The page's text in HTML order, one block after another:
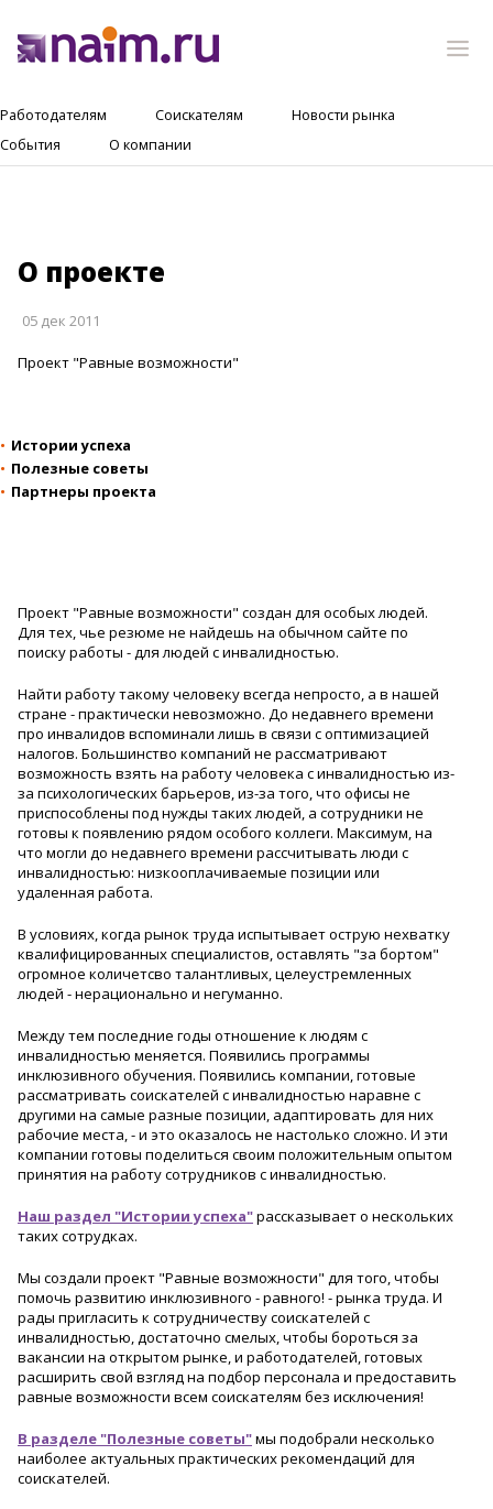
Работодателям Соискателям
Новости рынка
События
О компании
О проекте
05 дек 2011
Проект "Равные возможности"
Истории успеха
Полезные советы
Партнеры проекта
Проект "Равные возможности" создан для особых людей.
Для тех, чье резюме не найдешь на обычном сайте по
поиску работы - для людей с инвалидностью.
Найти работу такому человеку всегда непросто, а в нашей
стране - практически невозможно. До недавнего времени
про инвалидов вспоминали лишь в связи с оптимизацией
налогов. Большинство компаний не рассматривают
возможность взять на работу человека с инвалидностью из-
за психологических барьеров, из-за того, что офисы не
приспособлены под нужды таких людей, а сотрудники не
готовы к появлению рядом особого коллеги. Максимум, на
что могли до недавнего времени рассчитывать люди с
инвалидностью: низкооплачиваемые позиции или
удаленная работа.
В условиях, когда рынок труда испытывает острую нехватку
квалифицированных специалистов, оставлять "за бортом"
огромное количетсво талантливых, целеустремленных
людей - нерационально и негуманно.
Между тем последние годы отношение к людям с
инвалидностью меняется. Появились программы
инклюзивного обучения. Появились компании, готовые
рассматривать соискателей с инвалидностью наравне с
другими на самые разные позиции, адаптировать для них
рабочие места, - и это оказалось не настолько сложно. И эти
компании готовы поделиться своим положительным опытом
принятия на работу сотрудников с инвалидностью.
Наш раздел "Истории успеха"рассказывает о нескольких
таких сотрудках.
Мы создали проект "Равные возможности" для того, чтобы
помочь развитию инклюзивного - равного! - рынка труда. И
рады пригласить к сотрудничеству соискателей с
инвалидностью, достаточно смелых, чтобы бороться за
вакансии на открытом рынке, и работодателей, готовых
расширить свой взгляд на подбор персонала и предоставить
равные возможности всем соискателям без исключения!
В разделе "Полезные советы"мы подобрали несколько
наиболее актуальных практических рекомендаций для
соискателей.